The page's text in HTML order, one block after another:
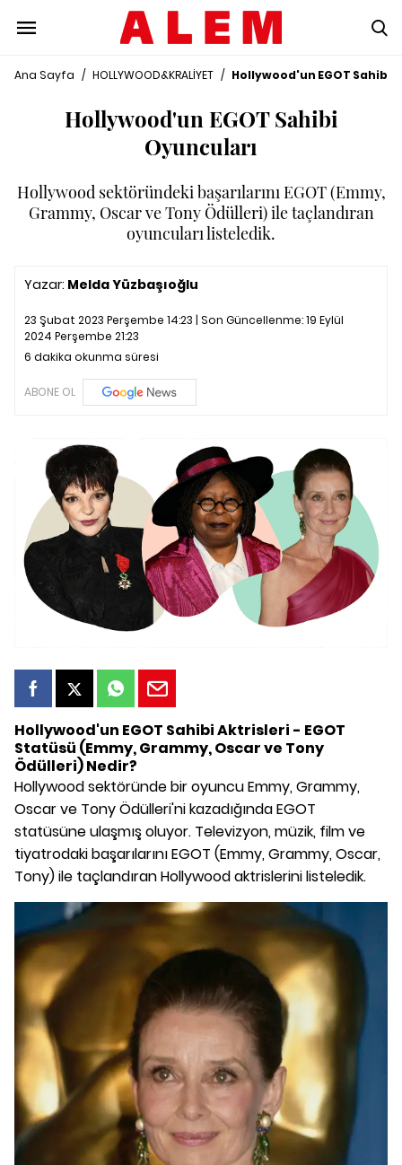
Ana Sayfa / HOLLYWOOD&KRALİYET / Hollywood'un EGOT Sahibi
Hollywood'un EGOT Sahibi
Oyuncuları
Hollywood sektöründeki başarılarını EGOT (Emmy,
Grammy, Oscar ve Tony Ödülleri) ile taçlandıran
oyuncuları listeledik.
Yazar: Melda Yüzbaşıoğlu
23 Şubat 2023 Perşembe 14:23 | Son Güncellenme:19 Eylül
2024 Perşembe 21:23
6 dakika okunma süresi
ABONE OL
Hollywood'un EGOT Sahibi Aktrisleri - EGOT
Statüsü (Emmy, Grammy, Oscar ve Tony
Ödülleri) Nedir?
Hollywood sektöründe bir oyuncu Emmy, Grammy,
Oscar ve Tony Ödülleri'ni kazadığında EGOT
statüsüne ulaşmış oluyor. Televizyon, müzik, film ve
tiyatrodaki başarılarını EGOT (Emmy, Grammy, Oscar,
Tony) ile taçlandıran Hollywood aktrislerini listeledik.